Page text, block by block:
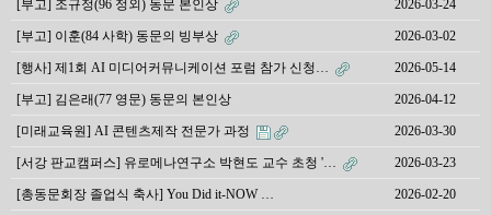
[부고] 조규정(96 정외) 동문 본인상 2026-03-24
[부고] 이훈(84 사학) 동문의 빙부상 2026-03-02
[행사] 제1회 AI 미디어커뮤니케이션 포럼 참가 신청… 2026-05-14
[부고] 김은래(77 영문) 동문의 본인상 2026-04-12
[미래교육원] AI 콘텐츠제작 전문가 과정 2026-03-30
[서강 판교캠퍼스] 유로메나연구소 박현도 교수 초청 '… 2026-03-23
[총동문회장 졸업식 축사] You Did it-NOW … 2026-02-20